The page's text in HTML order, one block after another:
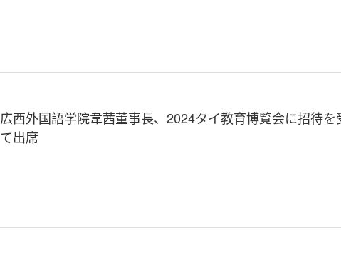
広西外国語学院韋茜董事長、2024タイ教育博覧会に招待を
て出席